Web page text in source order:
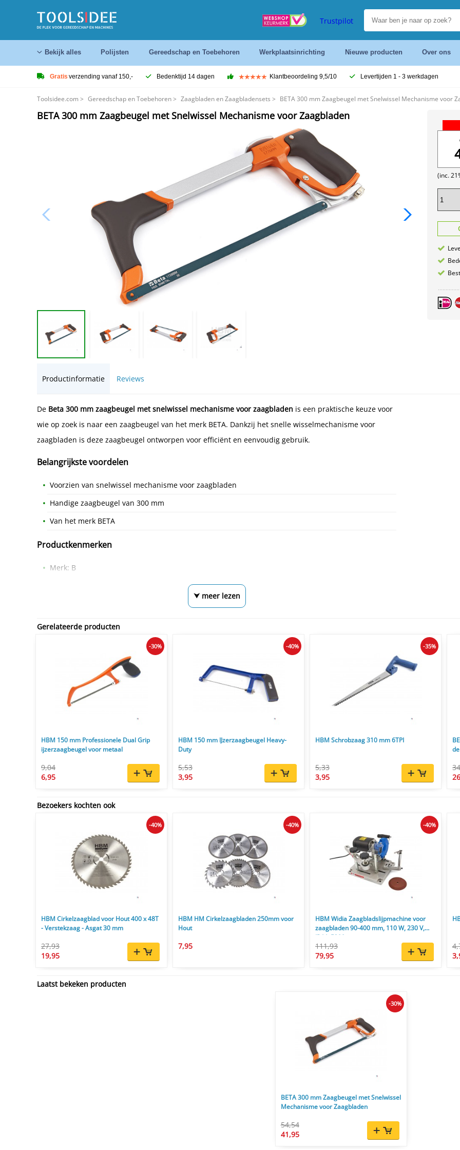
Trustpilot
Bekijk alles Polijsten Gereedschap en Toebehoren Werkplaatsinrichting Nieuwe producten Over ons
Gratis verzending vanaf 150,- Bedenktijd 14 dagen Klantbeoordeling 9,5/10 Levertijden 1 - 3 werkdagen
Toolsidee.com > Gereedschap en Toebehoren> Zaagbladen en Zaagbladensets > BETA 300 mm Zaagbeugel met Snelwissel Mechanisme voor
BETA 300 mm Zaagbeugel met Snelwissel Mechanisme voor Zaagbladen
(inc.
Productinformatie Reviews
De Beta 300 mm zaagbeugel met snelwissel mechanisme voor zaagbladen is een praktische keuze voor
wie op zoek is naar een zaagbeugel van het merk BETA. Dankzij het snelle wisselmechanisme voor
zaagbladen is deze zaagbeugel ontworpen voor efficiënt en eenvoudig gebruik.
Belangrijkste voordelen
Voorzien van snelwissel mechanisme voor zaagbladen
Handige zaagbeugel van 300 mm
Van het merk BETA
Productkenmerken
Merk: B
⮟ meer lezen
Gerelateerde producten
HBM 150 mm Professionele Dual Grip
ijzerzaagbeugel voor metaal
9,04
6,95
-30%
HBM 150 mm IJzerzaagbeugel Heavy-
Duty
5,53
3,95
-40%
HBM Schrobzaag 310 mm 6TPI
5,33
3,95
-35%
Bezoekers kochten ook
HBM Cirkelzaagblad voor Hout 400 x 48T
- Verstekzaag - Asgat 30 mm
27,93
19,95
-40%
HBM HM Cirkelzaagbladen 250mm voor
Hout
7,95
-40%
HBM Widia Zaagbladslijpmachine voor
zaagbladen 90-400 mm, 110 W, 230 V,
IP44, 5300 rpm
111,93
79,95
-40%
Laatst bekeken producten
BETA 300 mm Zaagbeugel met Snelwissel
Mechanisme voor Zaagbladen
54,54
41,95
-30%